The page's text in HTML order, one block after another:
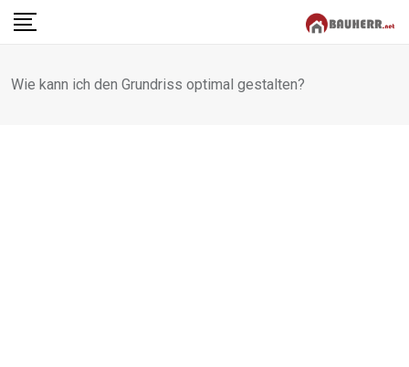
Skip
Wie kann ich den Grundriss optimal gestalten?